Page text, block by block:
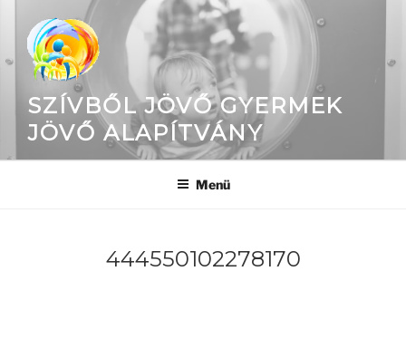
SZÍVBŐL JÖVŐ GYERMEK
JÖVŐ ALAPÍTVÁNY
Menü
444550102278170